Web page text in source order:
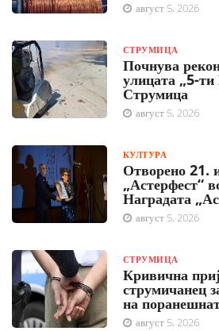
август 5, 2026
СТРУМИЦА
Почнува
улицата „5-
Струмица
август 5, 2026
КУЛТУРА
Отворено 21.
„Астерфест“
Наградата
август 5, 2026
СТРУМИЦА
Кривична
струмичанец
на
август 5, 2026